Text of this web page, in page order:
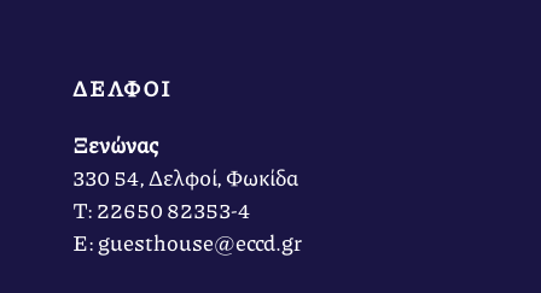
ΔΕΛΦΟΙ
Ξενώνας
330 54, Δελφοί, Φωκίδα
Τ: 22650 82353-4
Ε: guesthouse@eccd.gr